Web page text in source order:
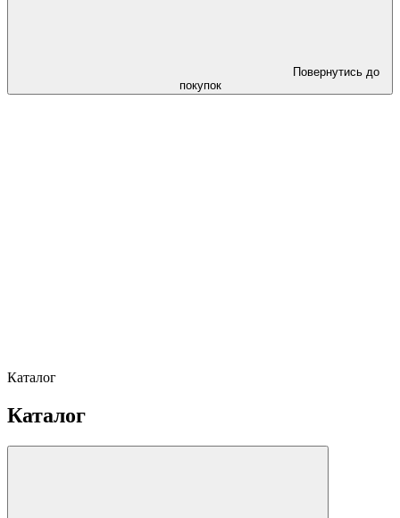
Повернутись до
покупок
Каталог
Каталог